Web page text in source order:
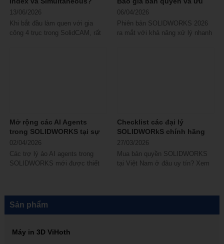
13/06/2026
Khi bắt đầu làm quen với gia
công 4 trục trong SolidCAM, rất
đãi mới
06/04/2026
Phiên bản SOLIDWORKS 2026
ra mắt với khả năng xử lý nhanh
Mở rộng các AI Agents
trong SOLIDWORKS tại sự
kiện 3DEXPERIENCE World
02/04/2026
Các trợ lý ảo AI agents trong
SOLIDWORKS mới được thiết
Checklist các đại lý
SOLIDWORkS chính hãng
tại Việt Nam
27/03/2026
Mua bản quyền SOLIDWORKS
tại Việt Nam ở đâu uy tín? Xem
Sản phẩm
Máy in 3D ViHoth